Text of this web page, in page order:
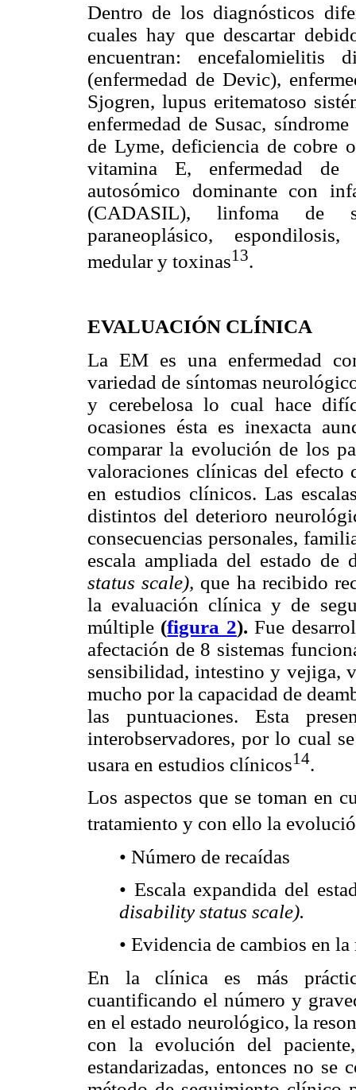
Dentro de los diagnósticos
cuales hay que descartar
encuentran: encefalomielitis
(enfermedad de Devic),
Sjogren, lupus eritematoso
enfermedad de Susac,
de Lyme, deficiencia de cobre
vitamina E, enfermedad de
autosómico dominante con
(CADASIL), linfoma de
paraneoplásico,
medular y toxinas13.
EVALUACIÓN CLÍNICA
La EM es una enfermedad
variedad de síntomas
y cerebelosa lo cual hace
ocasiones ésta es inexacta
comparar la evolución de los
valoraciones clínicas del efecto
en estudios clínicos. Las
distintos del deterioro
consecuencias personales,
escala ampliada del estado de
status scale), que ha recibido
la evaluación clínica y de
múltiple (figura 2). Fue
afectación de 8 sistemas
sensibilidad, intestino y vejiga,
mucho por la capacidad de
las puntuaciones. Esta
interobservadores, por lo cual
usara en estudios clínicos14.
Los aspectos que se toman en
tratamiento y con ello la
• Número de recaídas
• Escala expandida del
disability status scale).
• Evidencia de cambios en
En la clínica es más
cuantificando el número y
en el estado neurológico, la
con la evolución del
estandarizadas, entonces no se